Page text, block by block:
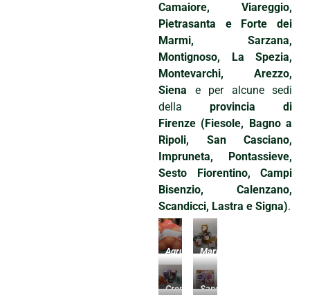
Camaiore, Viareggio,
Pietrasanta e Forte dei
Marmi, Sarzana,
Montignoso, La Spezia,
Montevarchi, Arezzo,
Siena e per alcune sedi
dellaprovincia di
Firenze (Fiesole, Bagno a
Ripoli, San Casciano,
Impruneta, Pontassieve,
Sesto Fiorentino, Campi
Bisenzio, Calenzano,
Scandicci, Lastra e Signa).
Agrumi
Misti
2,5
kg
Marmellata
Arance
380
gr.
Crema
Saponetta